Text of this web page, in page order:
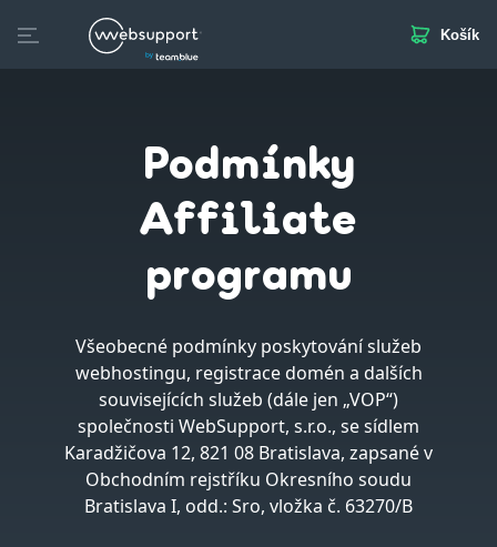
Skip
Košík
Podmínky
Affiliate
programu
Všeobecné podmínky poskytování služeb
webhostingu, registrace domén a dalších
souvisejících služeb (dále jen „VOP“)
společnosti WebSupport, s.r.o., se sídlem
Karadžičova 12, 821 08 Bratislava, zapsané v
Obchodním rejstříku Okresního soudu
Bratislava I, odd.: Sro, vložka č. 63270/B